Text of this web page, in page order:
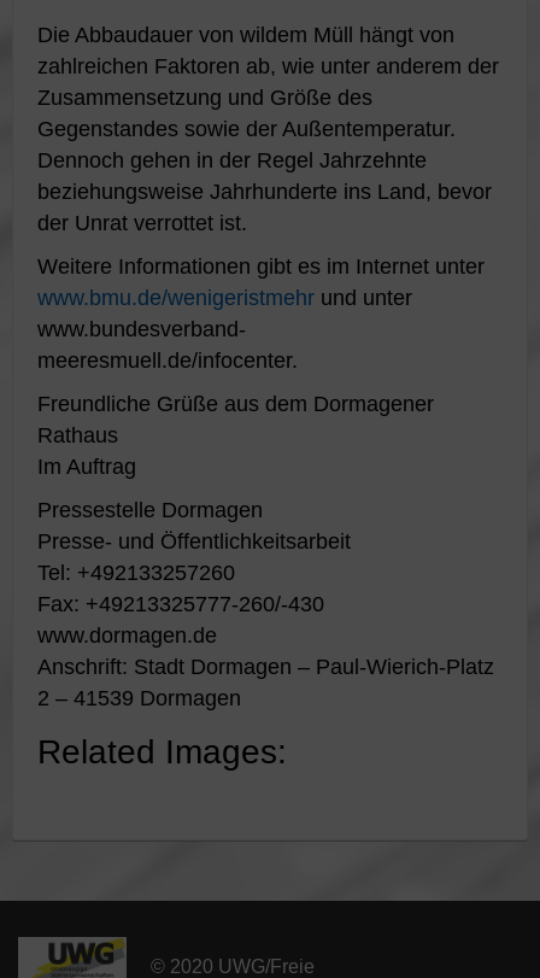
Die Abbaudauer von wildem Müll hängt von
zahlreichen Faktoren ab, wie unter anderem der
Zusammensetzung und Größe des
Gegenstandes sowie der Außentemperatur.
Dennoch gehen in der Regel Jahrzehnte
beziehungsweise Jahrhunderte ins Land, bevor
der Unrat verrottet ist.
Weitere Informationen gibt es im Internet unter
www.bmu.de/wenigeristmehr und unter
www.bundesverband-
meeresmuell.de/infocenter.
Freundliche Grüße aus dem Dormagener
Rathaus
Im Auftrag
Pressestelle Dormagen
Presse- und Öffentlichkeitsarbeit
Tel: +492133257260
Fax: +49213325777-260/-430
www.dormagen.de
Anschrift: Stadt Dormagen – Paul-Wierich-Platz
2 – 41539 Dormagen
Related Images:
© 2020 UWG/Freie